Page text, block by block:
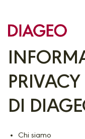
DI
Chi siamo